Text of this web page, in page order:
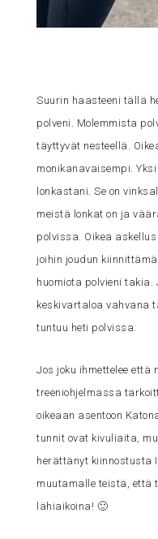
Suurin haasteeni tällä
polveni. Molemmista
täyttyvät nesteellä.
monikanavaisempi.
lonkastani. Se on
meistä lonkat on ja
polvissa. Oikea
joihin joudun
huomiota polvieni
keskivartaloa vahvana
tuntuu heti polvissa.
Jos joku ihmettelee että
treeniohjelmassa
oikeaan asentoon
tunnit ovat kivuliaita,
herättänyt kiinnostusta
muutamalle teistä, että
lähiaikoina! 🙂